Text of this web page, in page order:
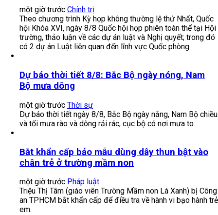
một giờ trước Chính trị
Theo chương trình Kỳ họp không thường lệ thứ Nhất, Quốc
hội Khóa XVI, ngày 8/8 Quốc hội họp phiên toàn thể tại Hội
trường, thảo luận về các dự án luật và Nghị quyết; trong đó
có 2 dự án Luật liên quan đến lĩnh vực Quốc phòng.
Dự báo thời tiết 8/8: Bắc Bộ ngày nóng, Nam
Bộ mưa dông
một giờ trước Thời sự
Dự báo thời tiết ngày 8/8, Bắc Bộ ngày nắng, Nam Bộ chiều
và tối mưa rào và dông rải rác, cục bộ có nơi mưa to.
Bắt khẩn cấp bảo mẫu dùng dây thun bật vào
chân trẻ ở trường mầm non
một giờ trước Pháp luật
Triệu Thị Tâm (giáo viên Trường Mầm non Lá Xanh) bị Công
an TPHCM bắt khẩn cấp để điều tra về hành vi bạo hành trẻ
em.